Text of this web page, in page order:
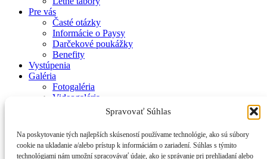
Spravovať Súhlas
Na poskytovanie tých najlepších skúseností používame technológie, ako sú súbory
cookie na ukladanie a/alebo prístup k informáciám o zariadení. Súhlas s týmito
technológiami nám umožní spracovávať údaje, ako je správanie pri prehliadaní alebo
Pre vás
Časté otázky
Informácie o Paysy
Darčekové poukážky
Benefity
Vystúpenia
Galéria
Fotogaléria
Videogaléria
Zásady používania súborov cookie (EÚ)
© 2017 Smiem prosiť – Tanečná škola Mirky Kosorínovej